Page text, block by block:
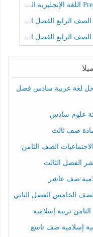
الرابع الفصل الثالث
الرابع الفصل الثالث
لغة عربية سادس فصل
علوم سادس
صف ثالث
الصف الثامن
الفصل الثالث
صف عاشر
الخامس الفصل الثاني
تربية إسلامية
إسلامية صف تاسع